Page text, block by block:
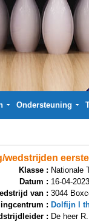
Ondersteuning
wedstrijden
Klasse : Nationale
Datum : 16-04-
van : 3044
: Dolfijn l
: De heer